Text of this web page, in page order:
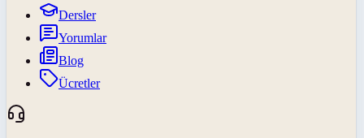
Dersler
Yorumlar
Blog
Ücretler